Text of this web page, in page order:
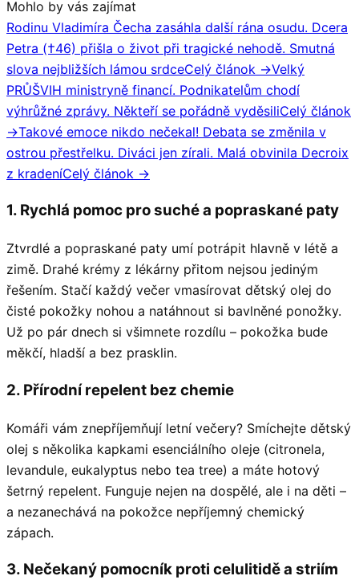
Mohlo by vás zajímat
Rodinu Vladimíra Čecha zasáhla další rána osudu. Dcera
Petra (†46) přišla o život při tragické nehodě. Smutná
slova nejbližších lámou srdceCelý článok →Velký
PRŮŠVIH ministryně financí. Podnikatelům chodí
výhrůžné zprávy. Někteří se pořádně vyděsiliCelý článok
→Takové emoce nikdo nečekal! Debata se změnila v
ostrou přestřelku. Diváci jen zírali. Malá obvinila Decroix
z kradeníCelý článok →
1. Rychlá pomoc pro suché a popraskané paty
Ztvrdlé a popraskané paty umí potrápit hlavně v létě a
zimě. Drahé krémy z lékárny přitom nejsou jediným
řešením. Stačí každý večer vmasírovat dětský olej do
čisté pokožky nohou a natáhnout si bavlněné ponožky.
Už po pár dnech si všimnete rozdílu – pokožka bude
měkčí, hladší a bez prasklin.
2. Přírodní repelent bez chemie
Komáři vám znepříjemňují letní večery? Smíchejte dětský
olej s několika kapkami esenciálního oleje (citronela,
levandule, eukalyptus nebo tea tree) a máte hotový
šetrný repelent. Funguje nejen na dospělé, ale i na děti –
a nezanechává na pokožce nepříjemný chemický
zápach.
3. Nečekaný pomocník proti celulitidě a striím